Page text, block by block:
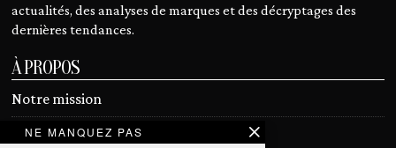
actualités, des analyses de marques et des décryptages des
dernières tendances.
À PROPOS
Notre mission
Devenir contributeur
NE MANQUEZ PAS